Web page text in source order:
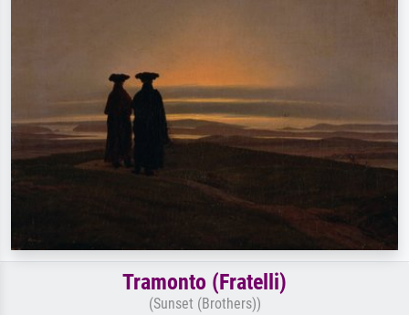
Tramonto (Fratelli)
(Sunset (Brothers))